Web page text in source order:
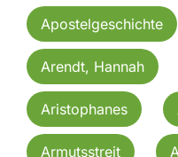
Apostelgeschichte
Arendt, Hannah
Aristophanes
Armutsstreit